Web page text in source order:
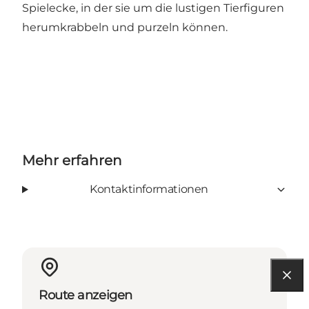
Spielecke, in der sie um die lustigen Tierfiguren
herumkrabbeln und purzeln können.
Mehr erfahren
Kontaktinformationen
Route anzeigen